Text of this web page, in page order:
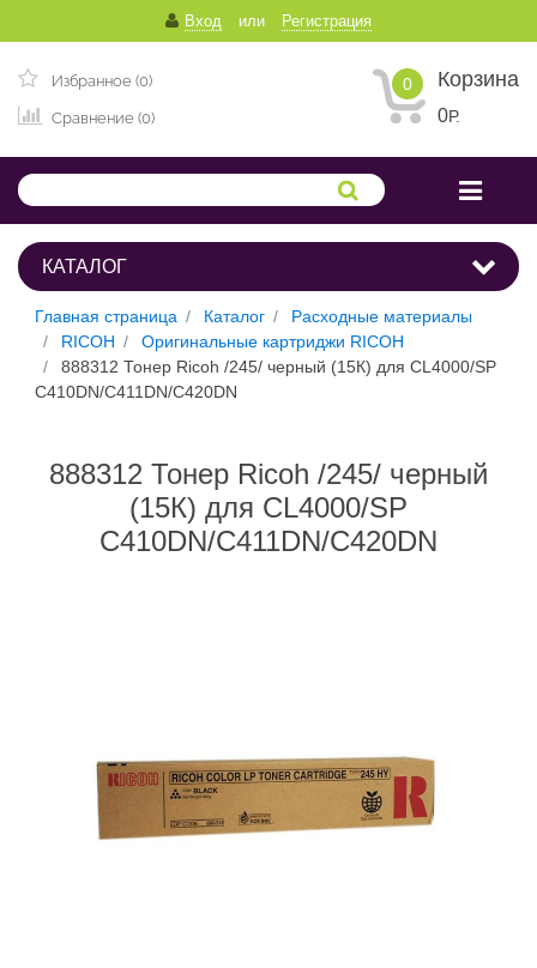
Вход или Регистрация
Избранное (0)
Сравнение (0)
0 Корзина
0Р.
КАТАЛОГ
Главная страница Каталог
Расходные материалы
RICOH
Оригинальные картриджи RICOH
888312 Тонер Ricoh /245/ черный (15К) для CL4000/SP
C410DN/C411DN/C420DN
888312 Тонер Ricoh /245/ черный
(15К) для CL4000/SP
C410DN/C411DN/C420DN